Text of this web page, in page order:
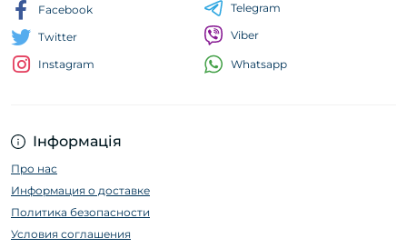
Інформація
Про нас
Информация о доставке
Политика безопасности
Условия соглашения
Facebook
Twitter
Instagram
Telegram
Viber
Whatsapp